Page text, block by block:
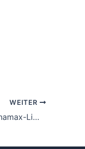
WEITER
Panamakanal Tiefgang: Reduzierung der Neopanamax-Limits